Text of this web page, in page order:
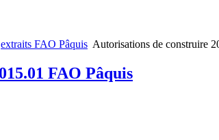
extraits FAO Pâquis Autorisations de construire
FAO Pâquis